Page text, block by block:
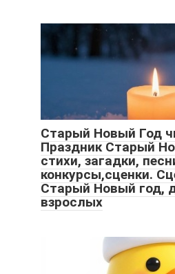
Старый Новый Год
Праздник Старый
стихи, загадки,
конкурсы,сценки.
Старый Новый год,
взрослых